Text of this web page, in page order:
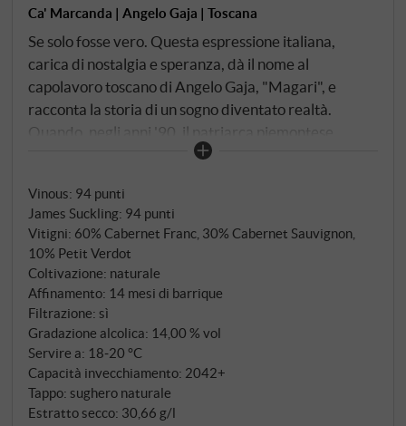
Ca' Marcanda | Angelo Gaja | Toscana
Se solo fosse vero. Questa espressione italiana,
carica di nostalgia e speranza, dà il nome al
capolavoro toscano di Angelo Gaja, "Magari", e
racconta la storia di un sogno diventato realtà.
Quando, negli anni '90, il patriarca piemontese
esplorò per la prima volta la costa della Maremma,
per qualcosa di straordinario. Ci sono voluti diciotto
cicli di trattative per acquisire la tenuta di Ca'
Marcanda – "la casa delle trattative infinite", come
viene chiamata da allora.
Vinous: 94 punti
James Suckling: 94 punti
Vitigni: 60% Cabernet Franc, 30% Cabernet Sauvignon,
10% Petit Verdot
Coltivazione: naturale
Affinamento: 14 mesi di barrique
Filtrazione: sì
Gradazione alcolica: 14,00 % vol
Servire a: 18‑20 °C
Capacità invecchiamento: 2042+
Tappo: sughero naturale
Estratto secco: 30,66 g/l